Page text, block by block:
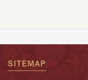
SITEMAP